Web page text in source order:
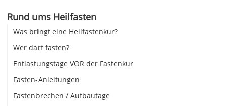
Rund ums Heilfasten
Was bringt eine Heilfastenkur?
Wer darf fasten?
Entlastungstage VOR der Fastenkur
Fasten-Anleitungen
Fastenbrechen / Aufbautage